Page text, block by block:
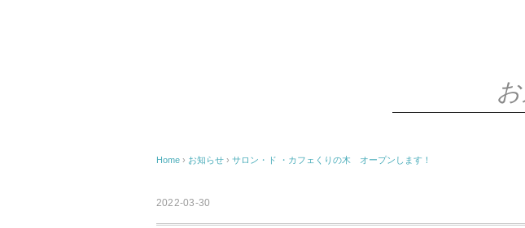
Home › お知らせ › サロン・ド ・カフェくりの木 オープンします！
2022-03-30